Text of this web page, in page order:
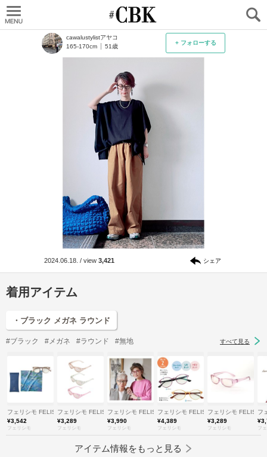
+ フォローする
cawalustylistアヤコ
165-170cm
51歳
2024.06.18. / view 3,421 シェア
着用アイテム
・ブラック メガネ ラウンド
#ブラック #メガネ #ラウンド #無地 すべて見る
フェリシモ FELISSIMO
¥3,542
フェリシモ
フェリシモ FELISSIMO
¥3,289
フェリシモ
フェリシモ FELISSIMO
¥3,990
フェリシモ
フェリシモ FELISSIMO
¥4,389
フェリシモ
フェリシモ
¥3,289
フェリシモ
フ
フ
アイテム情報をもっと見る